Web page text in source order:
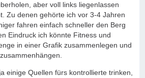
aber voll links liegenlassen
Zu denen gehörte ich vor 3-4 Jahren
fahren einfach schneller den Berg
Eindruck ich könnte Fitness und
in einer Grafik zusammenlegen und
einige Quellen fürs kontrollierte trinken,